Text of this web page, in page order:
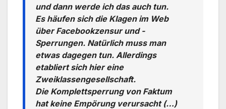
und dann werde ich das auch tun.
Es häufen sich die Klagen im Web
über Facebookzensur und -
Sperrungen. Natürlich muss man
etwas dagegen tun. Allerdings
etabliert sich hier eine
Zweiklassengesellschaft.
Die Komplettsperrung von Faktum
hat keine Empörung verursacht (…)